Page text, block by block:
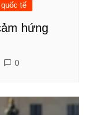
tế
hứng
0